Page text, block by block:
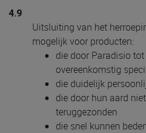
4.9
Uitsluiting van het
mogelijk voor producten:
die door Paradisio
overeenkomstig
die duidelijk
die door hun aard
teruggezonden
die snel kunnen